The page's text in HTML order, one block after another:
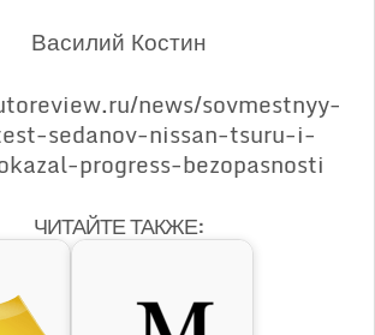
Василий Костин
news/sovmestnyy-
sedanov-nissan-tsuru-i-
progress-bezopasnosti
ЧИТАЙТЕ ТАКЖЕ: